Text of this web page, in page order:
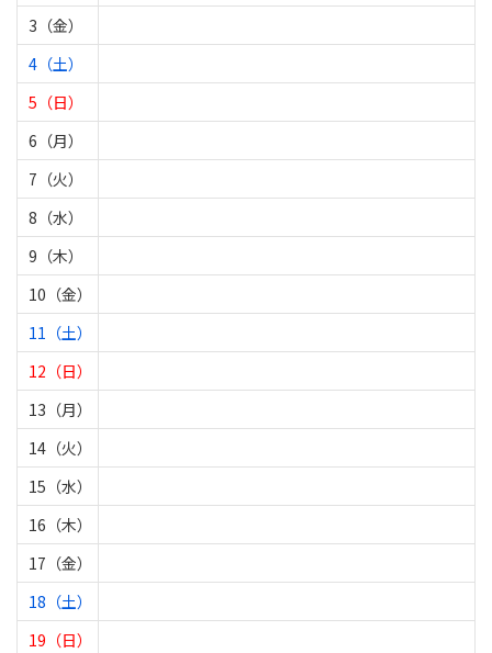
3（金）
4（土）
5（日）
6（月）
7（火）
8（水）
9（木）
10（金）
11（土）
12（日）
13（月）
14（火）
15（水）
16（木）
17（金）
18（土）
19（日）